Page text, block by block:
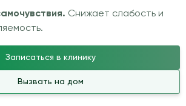
Снижает слабость и
Записаться в клинику
Вызвать на дом